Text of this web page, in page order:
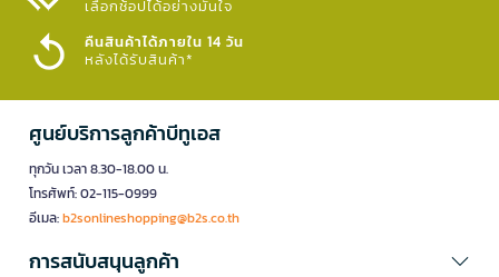
เลือกช้อปได้อย่างมั่นใจ​
คืนสินค้าได้ภายใน 14 วัน
หลังได้รับสินค้า*
ศูนย์บริการลูกค้าบีทูเอส
ทุกวัน เวลา 8.30-18.00 น.
โทรศัพท์: 02-115-0999
อีเมล:b2sonlineshopping@b2s.co.th
การสนับสนุนลูกค้า